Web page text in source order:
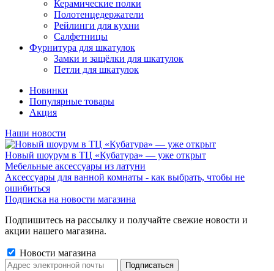
Керамические полки
Полотенцедержатели
Рейлинги для кухни
Салфетницы
Фурнитура для шкатулок
Замки и защёлки для шкатулок
Петли для шкатулок
Новинки
Популярные товары
Акция
Наши новости
Новый шоурум в ТЦ «Кубатура» — уже открыт
Мебельные аксессуары из латуни
Аксессуары для ванной комнаты - как выбрать, чтобы не
ошибиться
Подписка на новости магазина
Подпишитесь на рассылку и получайте свежие новости и
акции нашего магазина.
Новости магазина